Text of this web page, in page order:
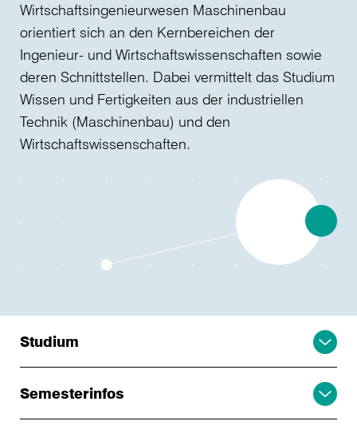
Wirtschaftsingenieurwesen Maschinenbau
orientiert sich an den Kernbereichen der
Ingenieur- und Wirtschaftswissenschaften sowie
deren Schnittstellen. Dabei vermittelt das Studium
Wissen und Fertigkeiten aus der industriellen
Technik (Maschinenbau) und den
Wirtschaftswissenschaften.
Studium
Semesterinfos